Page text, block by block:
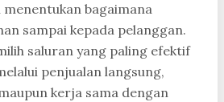
bagaimana
sampai kepada pelanggan.
saluran yang paling efektif
penjualan langsung,
kerja sama dengan